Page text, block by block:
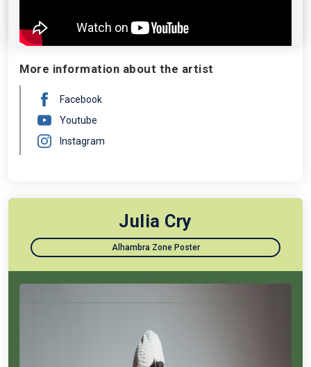
vehículos expresivos. Su último single hasta el
momento es “No te apartes de mí”, junto a Zoe
More information about the artist
Facebook
Youtube
Instagram
Julia Cry
Alhambra Zone Poster